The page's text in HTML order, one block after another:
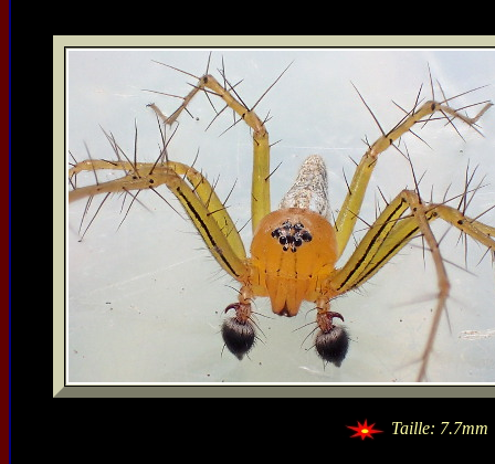
Taille: 7.7mm